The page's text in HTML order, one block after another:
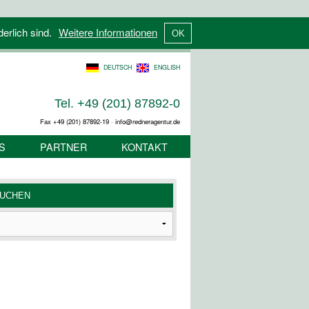
sind. Weitere Informationen
DEUTSCH ENGLISH
Tel. +49 (201) 87892-0
Fax +49 (201) 87892-19 · info@redneragentur.de
PARTNER KONTAKT